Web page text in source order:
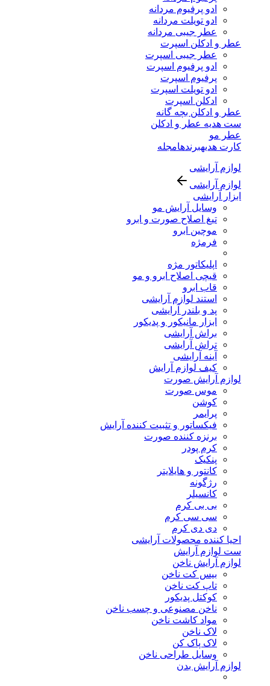
ادو پرفیوم مردانه
ادو تویلت مردانه
عطر جیبی مردانه
عطر و ادکلن اسپرت
عطر جیبی اسپرت
ادو پرفیوم اسپرت
پرفیوم اسپرت
ادو تویلت اسپرت
ادکلن اسپرت
عطر و ادکلن بچه گانه
ست هدیه عطر و ادکلن
عطر مو
کارت هدیهبرندهامجله
لوازم آرایشی
لوازم آرایشی
ابزار آرایشی
وسایل آرایش مو
تیغ اصلاح صورت و ابرو
موچین ابرو
فرمژه
اپلیکاتور مژه
قیچی اصلاح ابرو و مو
قاب ابرو
استند لوازم آرایشی
پد و بلندر آرایشی
ابزار مانیکور و پدیکور
براش آرایشی
تراش آرایشی
آینه آرایشی
کیف لوازم آرایش
لوازم آرایش صورت
موس صورت
کوشن
پرایمر
فیکساتور و تثبیت کننده آرایش
برنزه کننده صورت
کرم پودر
پنکیک
کانتور و هایلایتر
رژگونه
کانسیلر
بی بی کرم
سی سی کرم
دی دی کرم
احیا کننده محصولات آرایشی
ست لوازم آرایش
لوازم آرایش ناخن
بیس کت ناخن
تاپ کت ناخن
کوکتل پدیکور
ناخن مصنوعی و چسب ناخن
مواد کاشت ناخن
لاک ناخن
لاک پاک کن
وسایل طراحی ناخن
لوازم آرایش بدن